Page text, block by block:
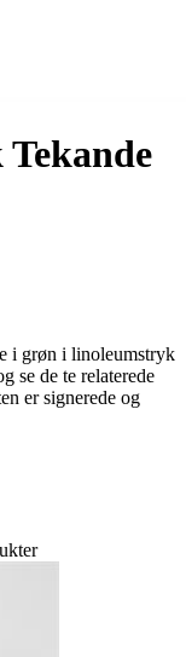
i grøn i linoleumstryk
se de te relaterede
er signerede og